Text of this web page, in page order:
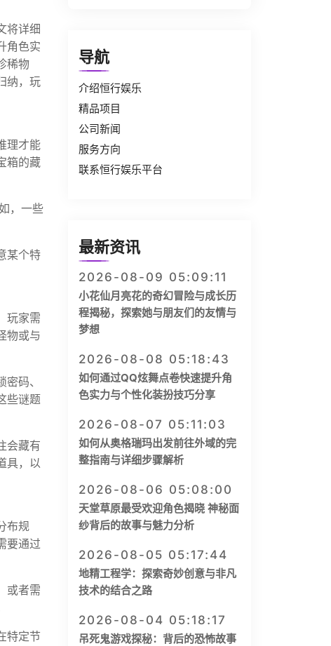
将详细
角色实
稀物
纳，玩
理才能
箱的藏
，一些
某个特
玩家需
物或与
码、
些谜题
会藏有
具，以
布规
要通过
或者需
特定节
导航
介绍恒行娱乐
精品项目
公司新闻
服务方向
联系恒行娱乐平台
最新资讯
2026-08-09 05:09:11
小花仙月亮花的奇幻冒险与成长历
程揭秘，探索她与朋友们的友情与
梦想
2026-08-08 05:18:43
如何通过QQ炫舞点卷快速提升角
色实力与个性化装扮技巧分享
2026-08-07 05:11:03
如何从奥格瑞玛出发前往外域的完
整指南与详细步骤解析
2026-08-06 05:08:00
天堂草原最受欢迎角色揭晓 神秘面
纱背后的故事与魅力分析
2026-08-05 05:17:44
地精工程学：探索奇妙创意与非凡
技术的结合之路
2026-08-04 05:18:17
吊死鬼游戏探秘：背后的恐怖故事